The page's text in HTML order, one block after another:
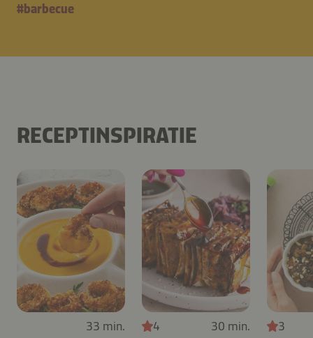
#barbecue
RECEPTINSPIRATIE
33 min. 4 30 min. 3